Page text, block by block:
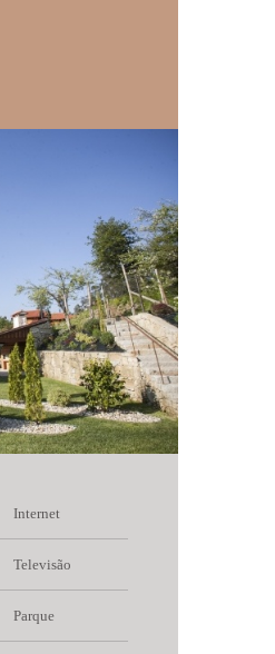
Internet
Televisão
Parque